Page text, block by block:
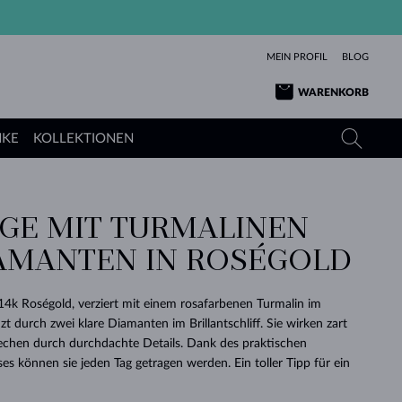
MEIN PROFIL BLOG
WARENKORB
RICHTIGEN
LIEBE
GELBGOLD
ROSÉGOLD
ANGEBOT
TANSANITE
TOPASE
TURMALINE
MOLDAVITE
BABY-OHRRINGE
SCHÖN
TURMALINE
MOLDAVITE
MINERALKETTEN
PERLEN ANHÄNGER
SIMPLEN
DINGE
ARMBÄNDER
PERLEN
SAPHIRE
SMARAGDE
MOLDAVITE
MINERALIEN
HOCHZEITSSCHMUCK
KLENOTA
SCHENKEN
KOLLEKTIONEN
KOLLEKTIONEN
MIT TURMALINEN
IN ROSÉGOLD
Roségold, verziert mit einem rosafarbenen Turmalin im
durch zwei klare Diamanten im Brillantschliff. Sie wirken zart
durch durchdachte Details. Dank des praktischen
können sie jeden Tag getragen werden. Ein toller Tipp für ein